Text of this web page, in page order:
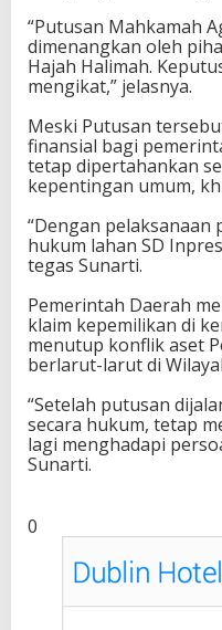
“Putusan Mahkamah
dimenangkan oleh
Hajah Halimah.
mengikat,” jelasnya.
Meski Putusan
finansial bagi
tetap dipertahankan
kepentingan umum,
“Dengan
hukum lahan SD
tegas Sunarti.
Pemerintah Daerah
klaim kepemilikan di
menutup konflik aset
berlarut-larut di
“Setelah putusan
secara hukum, tetap
lagi menghadapi
Sunarti.
0